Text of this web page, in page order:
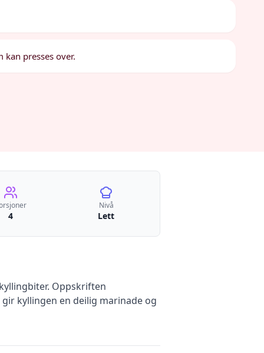
presses over.
4
Nivå
Lett
Oppskriften
kyllingen en deilig marinade og